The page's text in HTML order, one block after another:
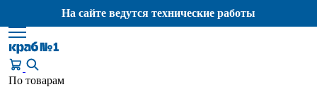
На сайте ведутся технические работы
По товарам